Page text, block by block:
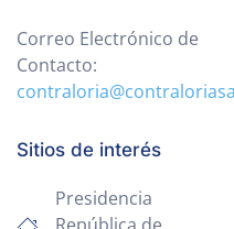
Correo Electrónico de
Contacto:
Sitios de interés
Presidencia